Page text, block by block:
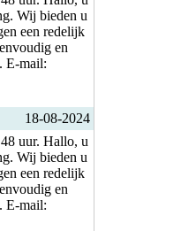
Wij bieden u
een redelijk
en
E-mail:
18-08-2024
uur. Hallo, u
Wij bieden u
een redelijk
en
E-mail: